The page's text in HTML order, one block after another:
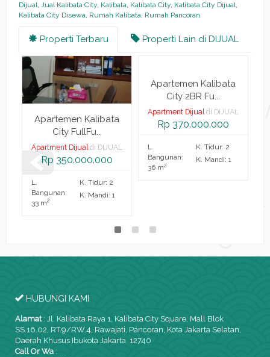
Dijual, Jual Kalibata City, Kalibata, Kalibata City, Kalibata City Dijual,
Kalibata City Disewa, Rumah Kalibata, Rumah Pancoran
Properti Terbaru Properti Lain di DIJUAL
Apartemen Kalibata
City FullFu...
Apartment Dijual di DIJUAL
Rp 350.000.000
L.
Bangunan:
33 m2
K. Tidur: 2
K. Mandi: 1
Apartemen Kalibata
City 2BR Fu...
Apartment Dijual di DIJUAL
Rp 370.000.000
L.
Bangunan:
36 m2
K. Tidur: 2
K. Mandi: 1
HUBUNGI KAMI
Alamat: Jl. Kalibata Raya 1, Kalibata City Square, Mall Blok
SS.16.02, RT.9/RW.4, Rawajati, Pancoran, Kota Jakarta Selatan,
Daerah Khusus Ibukota Jakarta 12740
Call Or Wa :